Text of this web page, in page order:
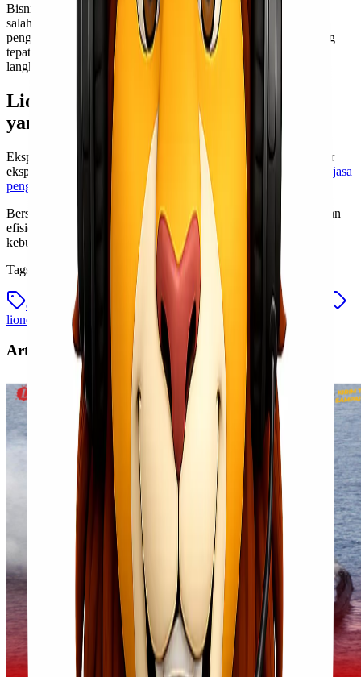
Bisnis yang berkembang membutuhkan fondasi yang kuat. Dan
salah satu fondasi terpenting dalam ekspansi adalah sistem
pengiriman yang dapat diandalkan. Dengan partner logistik yang
tepat, pertumbuhan tidak lagi terasa membebani, tetapi menjadi
langkah yang terukur dan berkelanjutan.
Lionel Express Solusi Jasa Pengiriman
yang Tepat untuk Bisnis Anda
Ekspansi bisnis memang tentang memperluas pasar. Namun agar
ekspansi berjalan lancar, pastikan distribusi Anda ditangani oleh jasa
pengiriman
yang memahami kebutuhan skala usaha.
Bersama Lionel Express, pertumbuhan bisnis Anda dapat berjalan
efisien dan siap melangkah ke tahap berikutnya. Konsultasikan
kebutuhan pengiriman barang di 0812-6000-5092!
Tags
ekspansi bisnis jasa pengiriman
jasa pengiriman tepat
lionel express
Artikel Terkait